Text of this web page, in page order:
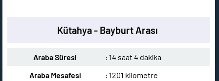
Kütahya - Bayburt Arası
Araba Süresi
: 14 saat 4 dakika
Araba Mesafesi
: 1201 kilometre